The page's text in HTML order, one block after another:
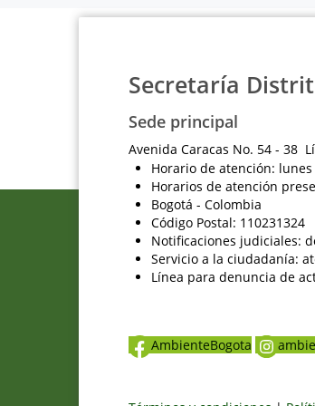
Secretaría
Sede principal
Avenida Caracas No. 54 - 38
Horario de atención:
Horarios de atención
Bogotá - Colombia
Código Postal: 110231324
Notificaciones judiciales:
Servicio a la ciudadanía:
Línea para denuncia de
AmbienteBogota